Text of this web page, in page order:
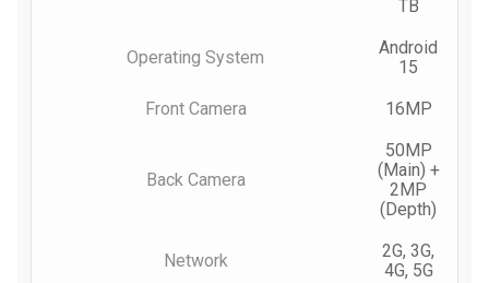
TB
Operating System
Android
15
Front Camera
16MP
Back Camera
50MP
(Main) +
2MP
(Depth)
Network
2G, 3G,
4G, 5G